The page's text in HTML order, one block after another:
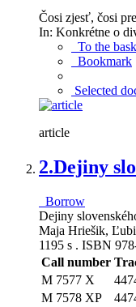
Čosi zjesť, čosi
In: Konkrétne o
To the
Bookmark
Selected
article
2.Dejiny
Borrow
Dejiny
Maja Hriešik,
1195 s . ISBN
Call number
M 7577 X
M 7578 XP